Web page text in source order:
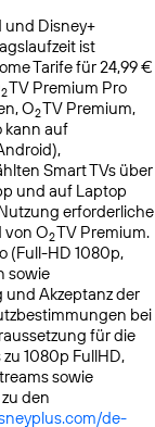
und Disney+
ist
Tarife für 24,99 €
2TV Premium Pro
O2TV Premium,
kann auf
Smart TVs über
und auf Laptop
erforderliche
O2TV Premium.
(Full-HD 1080p,
sowie
Akzeptanz der
bei
für die
1080p FullHD,
sowie
den
de-